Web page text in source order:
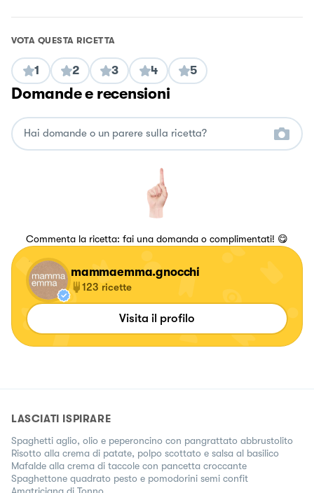
VOTA QUESTA RICETTA
1 2 3 4 5
Domande e recensioni
Commenta la ricetta: fai una domanda o complimentati! 😋
mammaemma.gnocchi
123 ricette
Visita il profilo
LASCIATI ISPIRARE
Spaghetti aglio, olio e peperoncino con pangrattato abbrustolito
Risotto alla crema di patate, polpo scottato e salsa al basilico
Mafalde alla crema di taccole con pancetta croccante
Spaghettone quadrato pesto e pomodorini semi confit
Amatriciana di Tonno